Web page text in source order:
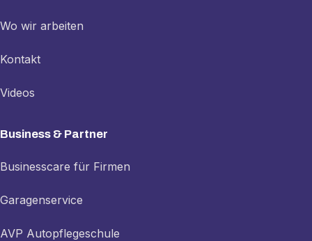
Wo wir arbeiten
Kontakt
Videos
Business & Partner
Businesscare für Firmen
Garagenservice
AVP Autopflegeschule